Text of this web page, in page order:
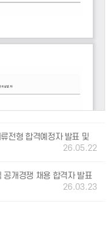
전형 합격예정자 발표 및
26.05.22
개경쟁 채용 합격자 발표
26.03.23